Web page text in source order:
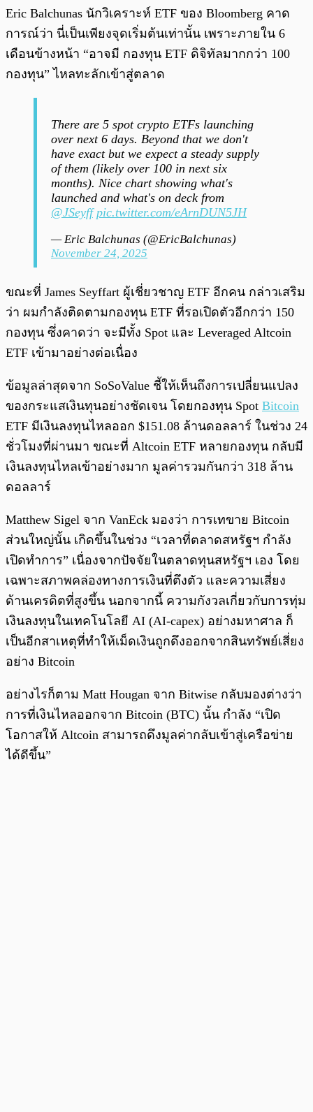
Eric Balchunas นักวิเคราะห์ ETF ของ Bloomberg คาด
การณ์ว่า นี่เป็นเพียงจุดเริ่มต้นเท่านั้น เพราะภายใน 6
เดือนข้างหน้า “อาจมี กองทุน ETF ดิจิทัลมากกว่า 100
กองทุน” ไหลทะลักเข้าสู่ตลาด
There are 5 spot crypto ETFs launching
over next 6 days. Beyond that we don't
have exact but we expect a steady supply
of them (likely over 100 in next six
months). Nice chart showing what's
launched and what's on deck from
@JSeyff pic.twitter.com/eArnDUN5JH
— Eric Balchunas (@EricBalchunas)
November 24, 2025
ขณะที่ James Seyffart ผู้เชี่ยวชาญ ETF อีกคน กล่าวเสริม
ว่า ผมกำลังติดตามกองทุน ETF ที่รอเปิดตัวอีกกว่า 150
กองทุน ซึ่งคาดว่า จะมีทั้ง Spot และ Leveraged Altcoin
ETF เข้ามาอย่างต่อเนื่อง
ข้อมูลล่าสุดจาก SoSoValue ชี้ให้เห็นถึงการเปลี่ยนแปลง
ของกระแสเงินทุนอย่างชัดเจน โดยกองทุน Spot Bitcoin
ETF มีเงินลงทุนไหลออก $151.08 ล้านดอลลาร์ ในช่วง 24
ชั่วโมงที่ผ่านมา ขณะที่ Altcoin ETF หลายกองทุน กลับมี
เงินลงทุนไหลเข้าอย่างมาก มูลค่ารวมกันกว่า 318 ล้าน
ดอลลาร์
Matthew Sigel จาก VanEck มองว่า การเทขาย Bitcoin
ส่วนใหญ่นั้น เกิดขึ้นในช่วง “เวลาที่ตลาดสหรัฐฯ กำลัง
เปิดทำการ” เนื่องจากปัจจัยในตลาดทุนสหรัฐฯ เอง โดย
เฉพาะสภาพคล่องทางการเงินที่ตึงตัว และความเสี่ยง
ด้านเครดิตที่สูงขึ้น นอกจากนี้ ความกังวลเกี่ยวกับการทุ่ม
เงินลงทุนในเทคโนโลยี AI (AI-capex) อย่างมหาศาล ก็
เป็นอีกสาเหตุที่ทำให้เม็ดเงินถูกดึงออกจากสินทรัพย์เสี่ยง
อย่าง Bitcoin
อย่างไรก็ตาม Matt Hougan จาก Bitwise กลับมองต่างว่า
การที่เงินไหลออกจาก Bitcoin (BTC) นั้น กำลัง “เปิด
โอกาสให้ Altcoin สามารถดึงมูลค่ากลับเข้าสู่เครือข่าย
ได้ดีขึ้น”